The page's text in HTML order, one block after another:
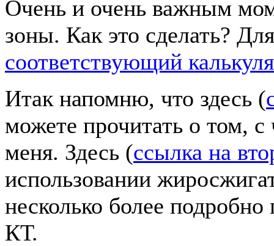
Очень и очень важным
зоны. Как это сделать?
соответствующий
Итак напомню, что здесь (
можете прочитать о том, с
меня. Здесь (ссылка на
использовании
несколько более
КТ.